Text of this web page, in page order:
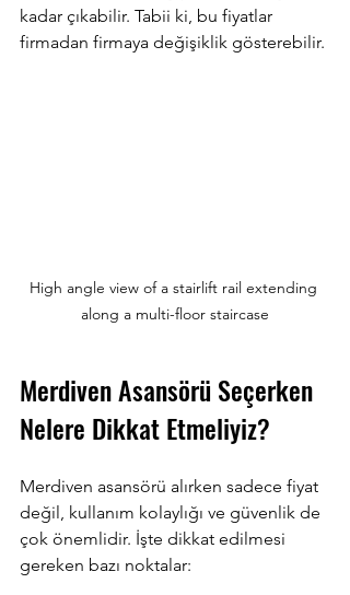
kadar çıkabilir. Tabii ki, bu fiyatlar
firmadan firmaya değişiklik gösterebilir.
High angle view of a stairlift rail extending
along a multi-floor staircase
Merdiven Asansörü Seçerken
Nelere Dikkat Etmeliyiz?
Merdiven asansörü alırken sadece fiyat
değil, kullanım kolaylığı ve güvenlik de
çok önemlidir. İşte dikkat edilmesi
gereken bazı noktalar: